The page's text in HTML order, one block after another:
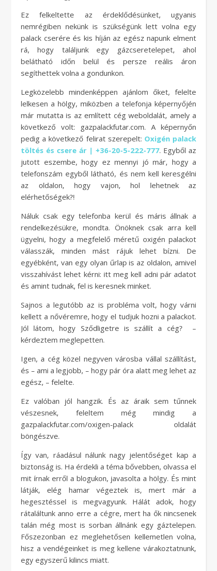
Ez felkeltette az érdeklődésünket, ugyanis
nemrégiben nekünk is szükségünk lett volna egy
palack cserére és kis híján az egész napunk elment
rá, hogy találjunk egy gázcseretelepet, ahol
belátható időn belül és persze reális áron
segíthettek volna a gondunkon.
Legközelebb mindenképpen ajánlom őket, felelte
lelkesen a hölgy, miközben a telefonja képernyőjén
már mutatta is az említett cég weboldalát, amely a
következő volt: gazpalackfutar.com. A képernyőn
pedig a következő felirat szerepelt: Oxigén palack
töltés és csere ár | +36-20-5-222-777. Egyből az
jutott eszembe, hogy ez mennyi jó már, hogy a
telefonszám egyből látható, és nem kell keresgélni
az oldalon, hogy vajon, hol lehetnek az
elérhetőségek?!
Náluk csak egy telefonba kerül és máris állnak a
rendelkezésükre, mondta. Önöknek csak arra kell
ügyelni, hogy a megfelelő méretű oxigén palackot
válasszák, minden mást rájuk lehet bízni. De
egyébként, van egy olyan űrlap is az oldalon, amivel
visszahívást lehet kérni: itt meg kell adni pár adatot
és amint tudnak, fel is keresnek minket.
Sajnos a legutóbb az is probléma volt, hogy várni
kellett a nővéremre, hogy el tudjuk hozni a palackot.
Jól látom, hogy Sződligetre is szállít a cég? –
kérdeztem meglepetten.
Igen, a cég közel negyven városba vállal szállítást,
és – ami a legjobb, – hogy pár óra alatt meg lehet az
egész, – felelte.
Ez valóban jól hangzik. És az áraik sem tűnnek
vészesnek, feleltem még mindig a
gazpalackfutar.com/oxigen-palack oldalát
böngészve.
Így van, ráadásul nálunk nagy jelentőséget kap a
biztonság is. Ha érdekli a téma bővebben, olvassa el
mit írnak erről a blogukon, javasolta a hölgy. És mint
látják, elég hamar végeztek is, mert már a
hegesztéssel is megvagyunk. Hálát adok, hogy
rátaláltunk anno erre a cégre, mert ha ők nincsenek
talán még most is sorban állnánk egy gáztelepen.
Főszezonban ez meglehetősen kellemetlen volna,
hisz a vendégeinket is meg kellene várakoztatnunk,
egy egyszerű kilincs miatt.